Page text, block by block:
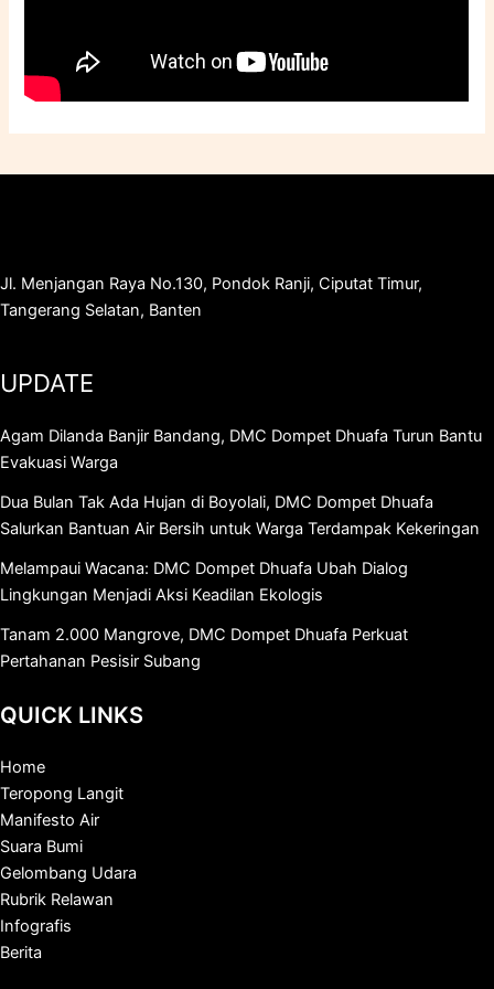
Jl. Menjangan Raya No.130, Pondok Ranji, Ciputat Timur,
Tangerang Selatan, Banten
UPDATE
Agam Dilanda Banjir Bandang, DMC Dompet Dhuafa Turun Bantu
Evakuasi Warga
Dua Bulan Tak Ada Hujan di Boyolali, DMC Dompet Dhuafa
Salurkan Bantuan Air Bersih untuk Warga Terdampak Kekeringan
Melampaui Wacana: DMC Dompet Dhuafa Ubah Dialog
Lingkungan Menjadi Aksi Keadilan Ekologis
Tanam 2.000 Mangrove, DMC Dompet Dhuafa Perkuat
Pertahanan Pesisir Subang
QUICK LINKS
Home
Teropong Langit
Manifesto Air
Suara Bumi
Gelombang Udara
Rubrik Relawan
Infografis
Berita